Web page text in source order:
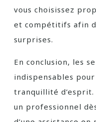
vous choisissez
et compétitifs afin
surprises.
En conclusion, les
indispensables
tranquillité d’esprit.
un professionnel